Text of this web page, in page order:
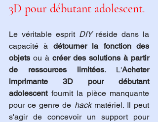
3D pour débutant adolescent.
Le véritable esprit DIY réside dans la
capacité à détourner la fonction des
objets ou à créer des solutions à partir
de ressources limitées. L'Acheter
imprimante 3D pour débutant
adolescent fournit la pièce manquante
pour ce genre de hack matériel. Il peut
s'agir de concevoir un support pour